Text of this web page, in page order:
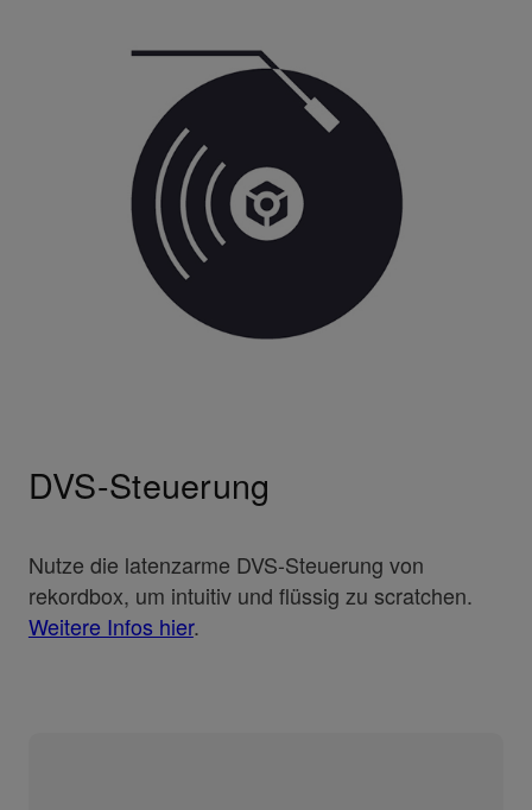
DVS-Steuerung
Nutze die latenzarme DVS-Steuerung von
rekordbox, um intuitiv und flüssig zu scratchen.
Weitere Infos hier.